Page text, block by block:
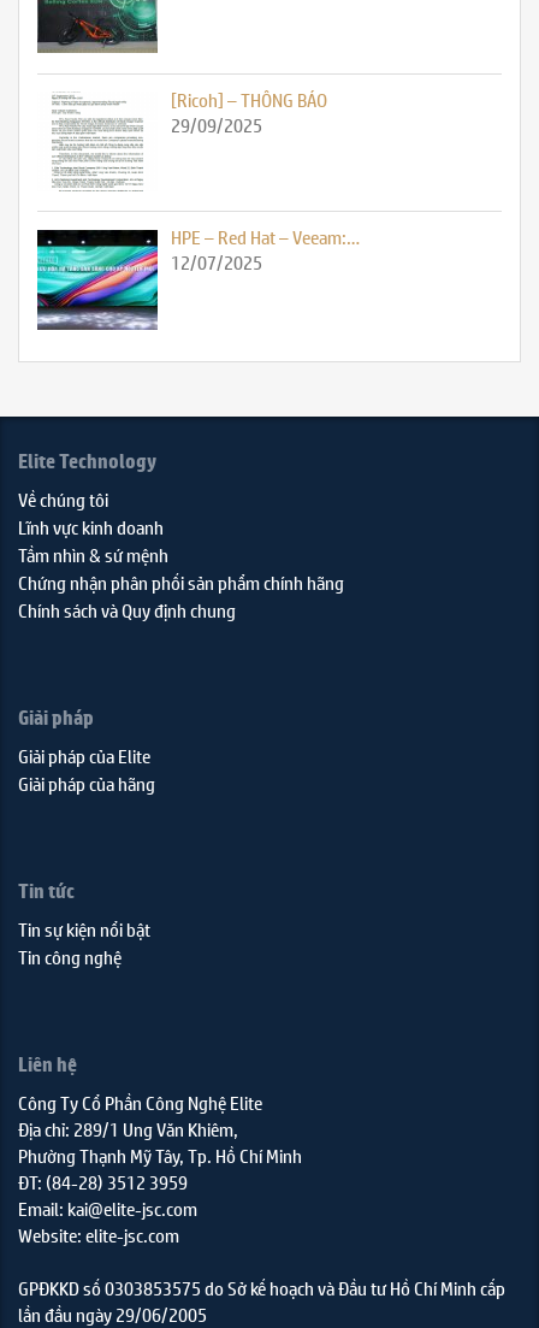
[Ricoh] – THÔNG BÁO
29/09/2025
HPE – Red Hat – Veeam:…
12/07/2025
Elite Technology
Về chúng tôi
Lĩnh vực kinh doanh
Tầm nhìn & sứ mệnh
Chứng nhận phân phối sản phẩm chính hãng
Chính sách và Quy định chung
Giải pháp
Giải pháp của Elite
Giải pháp của hãng
Tin tức
Tin sự kiện nổi bật
Tin công nghệ
Liên hệ
Công Ty Cổ Phần Công Nghệ Elite
Địa chỉ: 289/1 Ung Văn Khiêm,
Phường Thạnh Mỹ Tây, Tp. Hồ Chí Minh
ĐT: (84-28) 3512 3959
Email: kai@elite-jsc.com
Website: elite-jsc.com
GPĐKKD số 0303853575 do Sở kế hoạch và Đầu tư Hồ Chí Minh cấp
lần đầu ngày 29/06/2005